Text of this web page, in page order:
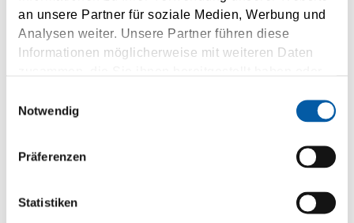
an unsere Partner für soziale Medien, Werbung und
Analysen weiter. Unsere Partner führen diese
Informationen möglicherweise mit weiteren Daten
gesammelt haben.
Notwendig
Präferenzen
Statistiken
Lastname
Street